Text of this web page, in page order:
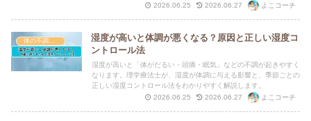
2026.06.25
2026.06.27 よこコーチ
体の不調・セルフケア
湿度が高いと体調が悪くなる？原因と正しい湿度コ
ントロール法
湿度が高いと「体がだるい・頭痛・眠気」などの不調が起きやすく
なります。理学療法士が、湿度が体調に与える影響と、季節ごとの
正しい湿度コントロール法をわかりやすく解説します。
2026.06.25
2026.06.27 よこコーチ